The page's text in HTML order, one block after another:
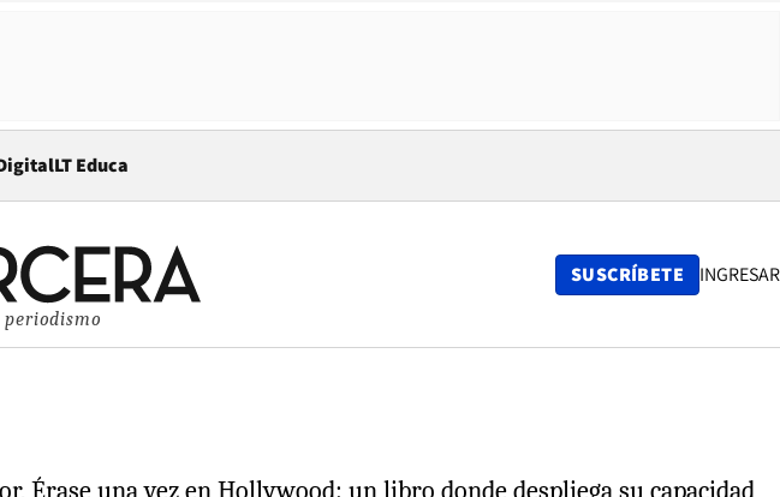
Opens in new window
LT Educa
SUSCRÍBETE INGRESAR